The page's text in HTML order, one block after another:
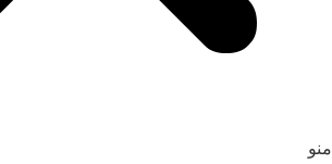
منو